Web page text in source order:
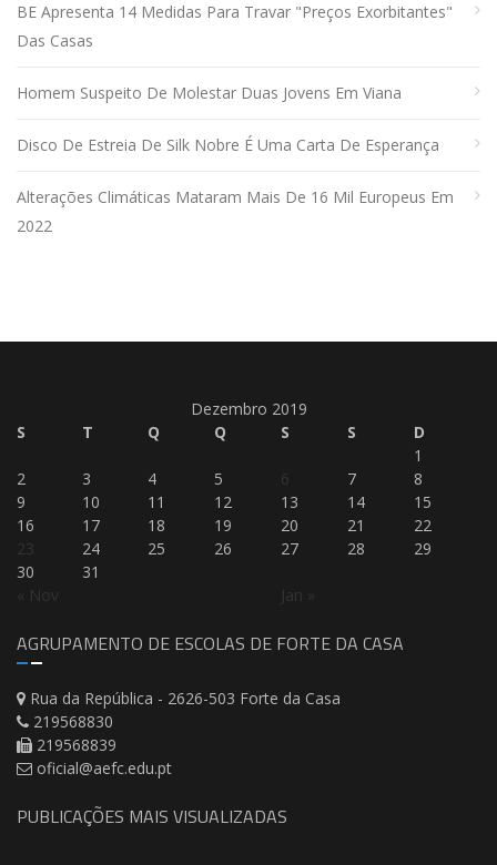
BE Apresenta 14 Medidas Para Travar "preços Exorbitantes"
Das Casas
Homem Suspeito De Molestar Duas Jovens Em Viana
Disco De Estreia De Silk Nobre É Uma Carta De Esperança
Alterações Climáticas Mataram Mais De 16 Mil Europeus Em
2022
Dezembro 2019
S
T Q Q S S D
« Nov Jan »
1
2
3 4 5 6 7
8
9
10 11 12 13 14
15
16
17 18 19 20 21
22
23
24 25 26 27 28
29
30
31
AGRUPAMENTO DE ESCOLAS DE FORTE DA CASA
Rua da República - 2626-503 Forte da Casa
219568830
219568839
oficial@aefc.edu.pt
PUBLICAÇÕES MAIS VISUALIZADAS